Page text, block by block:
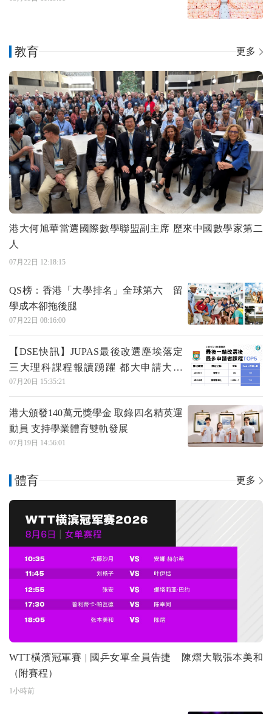
教育 更多
港大何旭華當選國際數學聯盟副主席 歷來中國數學家第二
人
07月22日 12:18:15
QS榜：香港「大學排名」全球第六 留
學成本卻拖後腿
07月22日 08:16:00
【DSE快訊】JUPAS最後改選塵埃落定
三大理科課程報讀踴躍 都大申請大增
31%
07月20日 15:35:21
港大頒發140萬元獎學金 取錄四名精英運
動員 支持學業體育雙軌發展
07月19日 14:56:01
體育 更多
WTT橫濱冠軍賽 | 國乒女單全員告捷 陳熠大戰張本美和
（附賽程）
1小時前